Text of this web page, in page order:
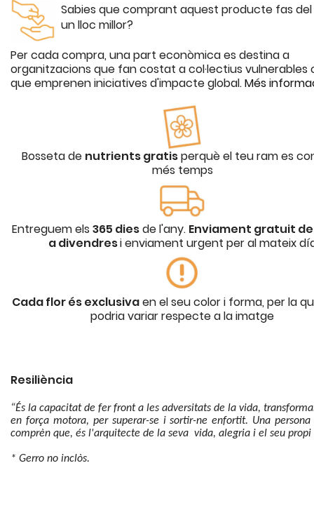
Sabies que comprant aquest producte fas
un lloc millor?
Per cada compra, una part econòmica es destina a
organitzacions que fan costat a col·lectius vulnerables
que emprenen iniciatives d'impacte global.Més
Bosseta de nutrients gratisperquè el teu ram es
més temps
Entreguem els 365 diesde l'any. Enviament gratuit
a divendresi enviament urgent per al mateix
Cada flor és exclusivaen el seu color i forma, per la
podria variar respecte a la imatge
Resiliència
“És la capacitat de fer front a les adversitats de la vida,
en força motora, per superar-se i sortir-ne enfortit. Una persona
comprèn que, és l'arquitecte de la seva vida, alegria i el seu propi
* Gerro no inclòs.